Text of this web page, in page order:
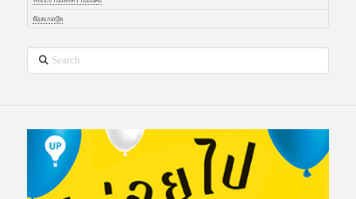
พ๊อคเกตบุ๊ค